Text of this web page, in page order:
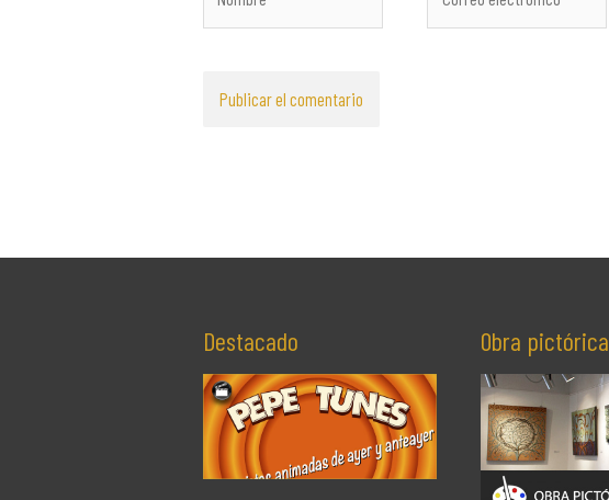
electrónico*
Destacado Obra pictórica